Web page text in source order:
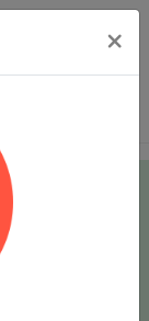
stati trasferiti
); invece, per i
MangaWorld
premium
×